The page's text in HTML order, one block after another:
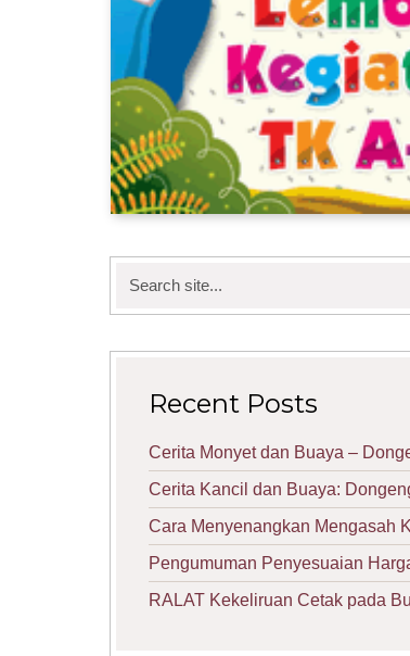
for:
Recent Posts
Cerita Monyet dan Buaya –
Cerita Kancil dan Buaya:
Cara Menyenangkan Mengasah
Pengumuman Penyesuaian
RALAT Kekeliruan Cetak pada